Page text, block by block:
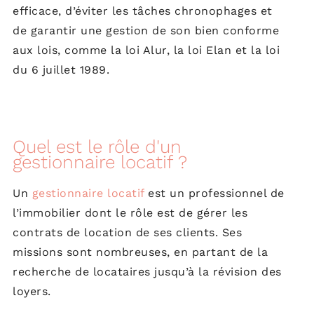
efficace, d’éviter les tâches chronophages et
de garantir une gestion de son bien conforme
aux lois, comme la loi Alur, la loi Elan et la loi
du 6 juillet 1989.
Quel est le rôle d'un
gestionnaire locatif ?
Un gestionnaire locatifest un professionnel de
l’immobilier dont le rôle est de gérer les
contrats de location de ses clients. Ses
missions sont nombreuses, en partant de la
recherche de locataires jusqu’à la révision des
loyers.